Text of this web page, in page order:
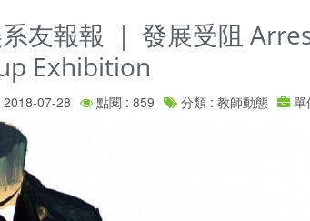
友報報 ｜ 發展受阻
Exhibition
07-28 點閱 : 859 分類 : 教師動態 單